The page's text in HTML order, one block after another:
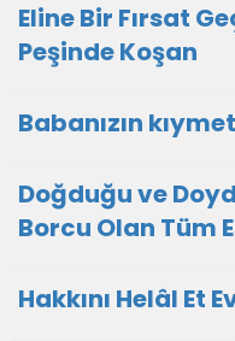
Eline Bir Fırsat
Peşinde Koşan
Babanızın
Doğduğu ve
Borcu Olan Tüm
Hakkını Helâl Et